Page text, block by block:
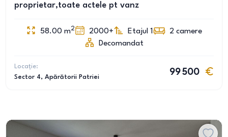
proprietar,toate actele pt vanz
58.00 m2 2000+ Etajul 1 2 camere
Decomandat
Locație:
Sector 4, Apărătorii Patriei
99 500